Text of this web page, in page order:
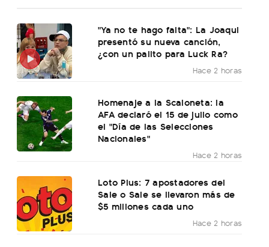
"Ya no te hago falta": La Joaqui
presentó su nueva canción,
¿con un palito para Luck Ra?
Hace 2 horas
Homenaje a la Scaloneta: la
AFA declaró el 15 de julio como
el "Día de las Selecciones
Nacionales"
Hace 2 horas
Loto Plus: 7 apostadores del
Sale o Sale se llevaron más de
$5 millones cada uno
Hace 2 horas